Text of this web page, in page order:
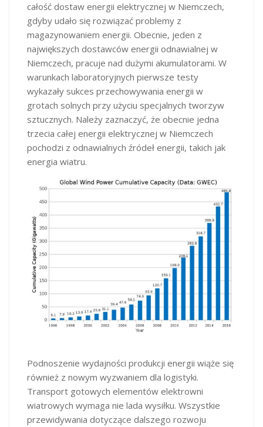
całość dostaw energii elektrycznej w Niemczech,
gdyby udało się rozwiązać problemy z
magazynowaniem energii. Obecnie, jeden z
największych dostawców energii odnawialnej w
Niemczech, pracuje nad dużymi akumulatorami. W
warunkach laboratoryjnych pierwsze testy
wykazały sukces przechowywania energii w
grotach solnych przy użyciu specjalnych tworzyw
sztucznych. Należy zaznaczyć, że obecnie jedna
trzecia całej energii elektrycznej w Niemczech
pochodzi z odnawialnych źródeł energii, takich jak
energia wiatru.
Podnoszenie wydajności produkcji energii wiąże się
również z nowym wyzwaniem dla logistyki.
Transport gotowych elementów elektrowni
wiatrowych wymaga nie lada wysiłku. Wszystkie
przewidywania dotyczące dalszego rozwoju